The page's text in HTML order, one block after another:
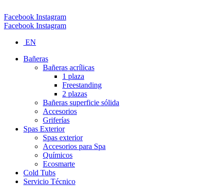
Facebook Instagram
Facebook Instagram
EN
Bañeras
Bañeras acrílicas
1 plaza
Freestanding
2 plazas
Bañeras superficie sólida
Accesorios
Griferías
Spas Exterior
Spas exterior
Accesorios para Spa
Químicos
Ecosmarte
Cold Tubs
Servicio Técnico